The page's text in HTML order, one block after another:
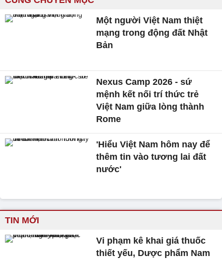
Một người Việt Nam thiệt
mạng trong động đất Nhật
Bản
Nexus Camp 2026 - sứ
mệnh kết nối trí thức trẻ
Việt Nam giữa lòng thành
Rome
'Hiểu Việt Nam hôm nay để
thêm tin vào tương lai đất
nước'
TIN MỚI
Vi phạm kê khai giá thuốc
thiết yếu, Dược phẩm Nam